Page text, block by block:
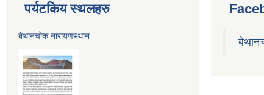
पर्यटकिय स्थलहरु
बेथानचोक नारायणस्थान